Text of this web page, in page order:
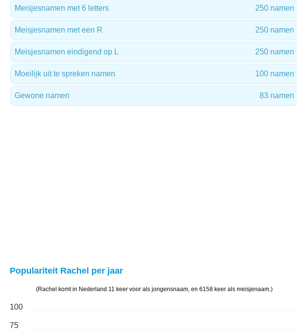
Meisjesnamen met 6 letters 250 namen
Meisjesnamen met een R 250 namen
Meisjesnamen eindigend op L 250 namen
Moeilijk uit te spreken namen 100 namen
Gewone namen 83 namen
Populariteit Rachel per jaar
(Rachel komt in Nederland 11 keer voor als jongensnaam, en 6158 keer als meisjenaam.)
100
75